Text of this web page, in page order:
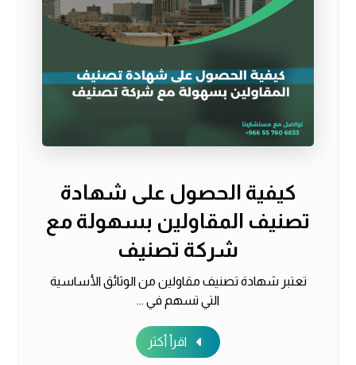
كيفية الحصول على شهادة
تصنيف المقاولين بسهولة مع
شركة تصنيف
تعتبر شهادة تصنيف مقاولين من الوثائق الأساسية
التي تسهم في ...
اقرأ أكثر